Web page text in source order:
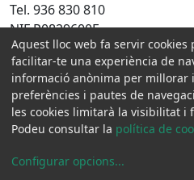
Tel. 936 830 810
NIF P0829600F
Amb la col·laboració de:
Aquest lloc web fa servir
facilitar-te una experiència de
informació anònima per millorar
preferències i pautes de
les cookies limitarà la visibilitat i
Podeu consultar la política de
Configurar opcions...